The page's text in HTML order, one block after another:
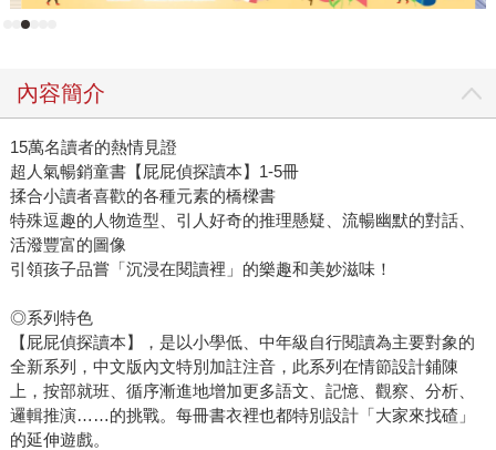
內容簡介
15萬名讀者的熱情見證
超人氣暢銷童書【屁屁偵探讀本】1-5冊
揉合小讀者喜歡的各種元素的橋樑書
特殊逗趣的人物造型、引人好奇的推理懸疑、流暢幽默的對話、
活潑豐富的圖像
引領孩子品嘗「沉浸在閱讀裡」的樂趣和美妙滋味！
◎系列特色
【屁屁偵探讀本】，是以小學低、中年級自行閱讀為主要對象的
全新系列，中文版內文特別加註注音，此系列在情節設計鋪陳
上，按部就班、循序漸進地增加更多語文、記憶、觀察、分析、
邏輯推演……的挑戰。每冊書衣裡也都特別設計「大家來找碴」
的延伸遊戲。